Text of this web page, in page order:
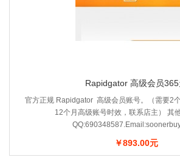
Rapidgator 高级会员365
官方正规 Rapidgator 高级会员账号。（需要2
12个月高级账号时效，联系店主） 其
￥893.00元